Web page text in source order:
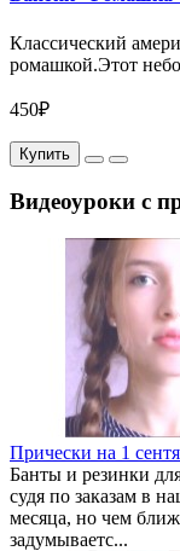
Классический
ромашкой.Этот
450₽
Купить
Видеоуроки с
Прически на 1
Банты и резинки
судя по заказам в
месяца, но чем
задумываетс...